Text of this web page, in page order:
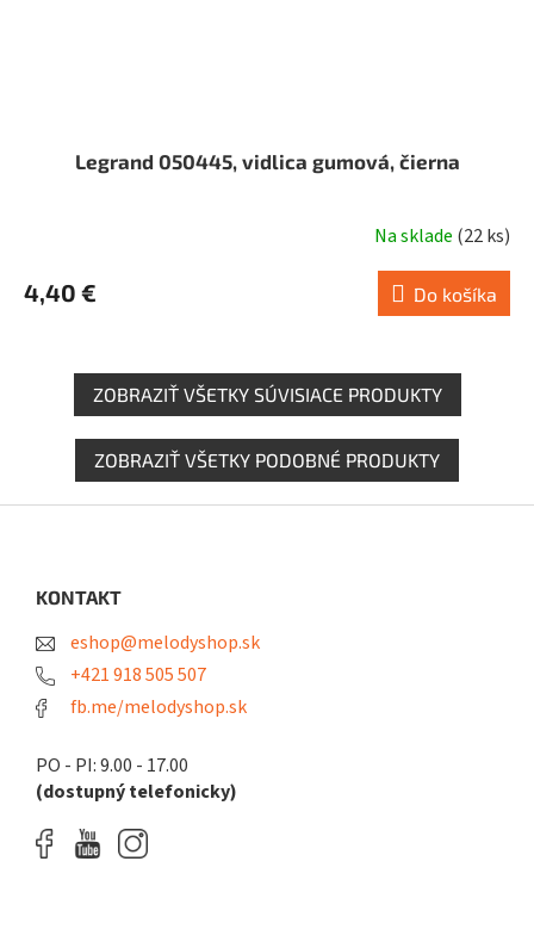
Legrand 050445, vidlica gumová, čierna
Na sklade (22 ks)
4,40 € Do košíka
ZOBRAZIŤ VŠETKY SÚVISIACE PRODUKTY
ZOBRAZIŤ VŠETKY PODOBNÉ PRODUKTY
KONTAKT
eshop@melodyshop.sk
+421 918 505 507
fb.me/melodyshop.sk
PO - PI: 9.00 - 17.00
(dostupný telefonicky)